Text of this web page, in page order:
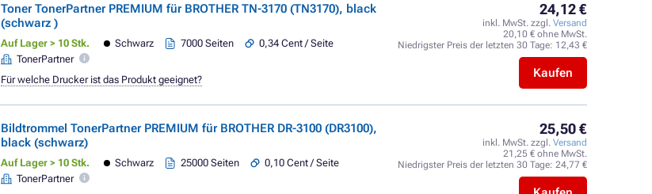
Toner TonerPartner PREMIUM für BROTHER TN-3170 (TN3170), black
(schwarz )
Auf Lager > 10 Stk. Schwarz 7000 Seiten
0,34 Cent / Seite
TonerPartner
24,12 €
inkl. MwSt. zzgl. Versand
20,10 € ohne MwSt.
Niedrigster Preis der letzten 30 Tage: 12,43 €
Kaufen
Für welche Drucker ist das Produkt geeignet?
Bildtrommel TonerPartner PREMIUM für BROTHER DR-3100 (DR3100),
black (schwarz)
Auf Lager > 10 Stk. Schwarz 25000 Seiten
0,10 Cent / Seite
TonerPartner
25,50 €
inkl. MwSt. zzgl. Versand
21,25 € ohne MwSt.
Niedrigster Preis der letzten 30 Tage: 24,77 €